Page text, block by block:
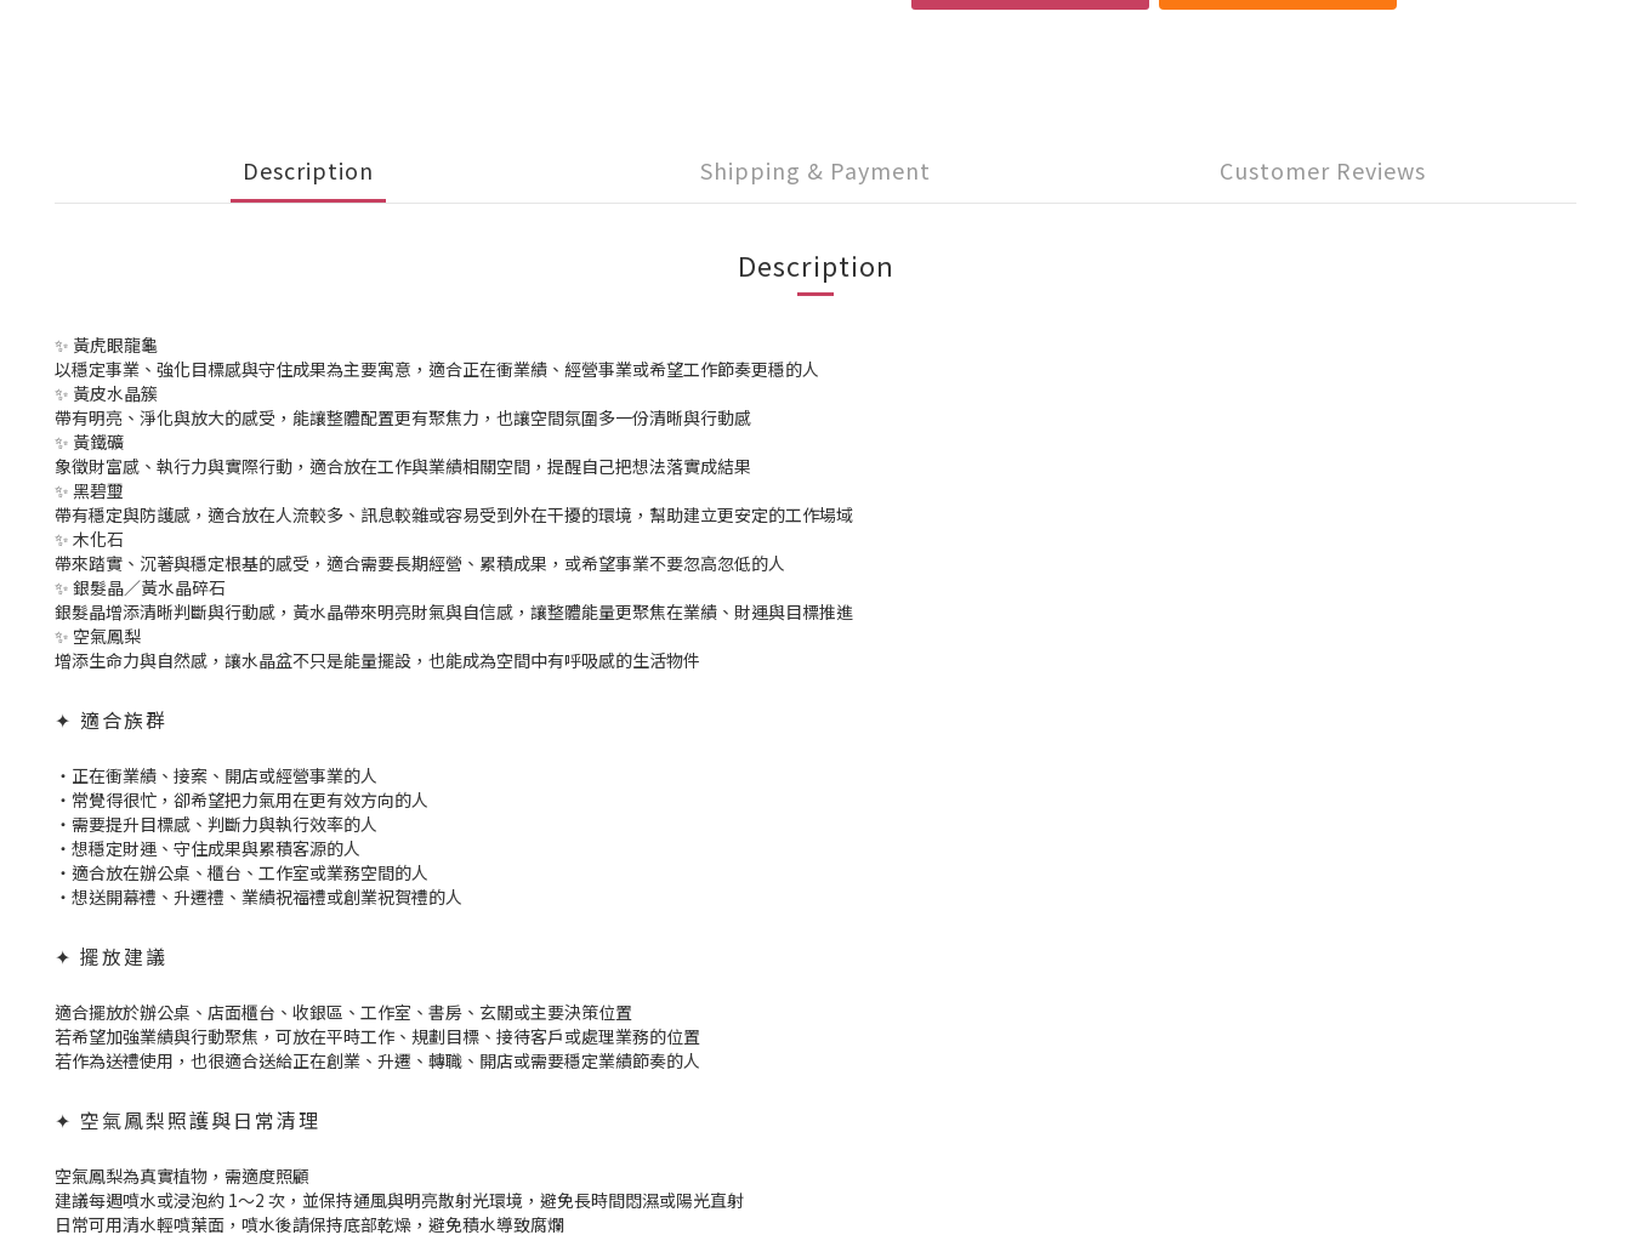
Description Shipping & Payment Customer Reviews
Description
✨ 黃虎眼龍龜
以穩定事業、強化目標感與守住成果為主要寓意，適合正在衝業績、經營事業或希望工作節奏更穩的人
✨ 黃皮水晶簇
帶有明亮、淨化與放大的感受，能讓整體配置更有聚焦力，也讓空間氛圍多一份清晰與行動感
✨ 黃鐵礦
象徵財富感、執行力與實際行動，適合放在工作與業績相關空間，提醒自己把想法落實成結果
✨ 黑碧璽
帶有穩定與防護感，適合放在人流較多、訊息較雜或容易受到外在干擾的環境，幫助建立更安定的工作場域
✨ 木化石
帶來踏實、沉著與穩定根基的感受，適合需要長期經營、累積成果，或希望事業不要忽高忽低的人
✨ 銀髮晶／黃水晶碎石
銀髮晶增添清晰判斷與行動感，黃水晶帶來明亮財氣與自信感，讓整體能量更聚焦在業績、財運與目標推進
✨ 空氣鳳梨
增添生命力與自然感，讓水晶盆不只是能量擺設，也能成為空間中有呼吸感的生活物件
✦ 適合族群
・正在衝業績、接案、開店或經營事業的人
・常覺得很忙，卻希望把力氣用在更有效方向的人
・需要提升目標感、判斷力與執行效率的人
・想穩定財運、守住成果與累積客源的人
・適合放在辦公桌、櫃台、工作室或業務空間的人
・想送開幕禮、升遷禮、業績祝福禮或創業祝賀禮的人
✦ 擺放建議
適合擺放於辦公桌、店面櫃台、收銀區、工作室、書房、玄關或主要決策位置
若希望加強業績與行動聚焦，可放在平時工作、規劃目標、接待客戶或處理業務的位置
若作為送禮使用，也很適合送給正在創業、升遷、轉職、開店或需要穩定業績節奏的人
✦ 空氣鳳梨照護與日常清理
空氣鳳梨為真實植物，需適度照顧
建議每週噴水或浸泡約 1～2 次，並保持通風與明亮散射光環境，避免長時間悶濕或陽光直射
日常可用清水輕噴葉面，噴水後請保持底部乾燥，避免積水導致腐爛